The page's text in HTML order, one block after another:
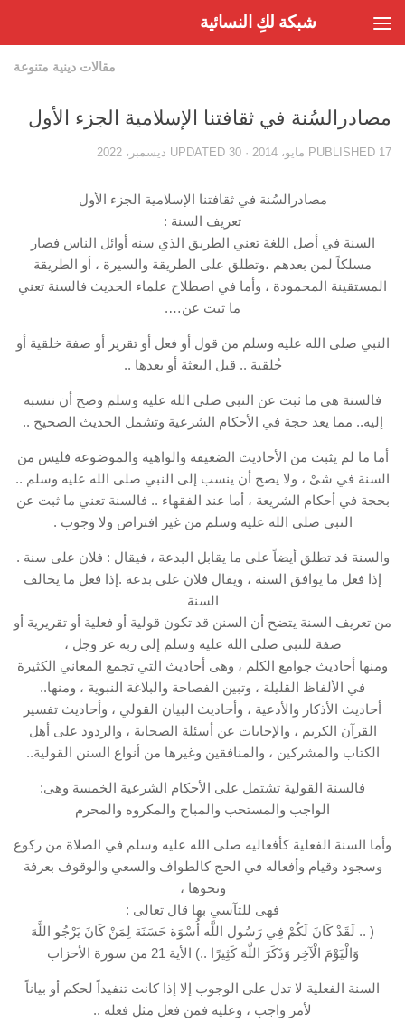
شبكة لكِ النسائية
مقالات دينية متنوعة
مصادرالسُنة في ثقافتنا الإسلامية الجزء الأول
PUBLISHED 17 مايو، 2014 · UPDATED 30 ديسمبر، 2022
مصادرالسُنة في ثقافتنا الإسلامية الجزء الأول
تعريف السنة :
السنة في أصل اللغة تعني الطريق الذي سنه أوائل الناس فصار
مسلكاً لمن بعدهم ،وتطلق على الطريقة والسيرة ، أو الطريقة
المستقينة المحمودة ، وأما في اصطلاح علماء الحديث فالسنة تعني
ما ثبت عن….
النبي صلى الله عليه وسلم من قول أو فعل أو تقرير أو صفة خلقية أو
خُلقية .. قبل البعثة أو بعدها ..
فالسنة هى ما ثبت عن النبي صلى الله عليه وسلم وصح أن ننسبه
إليه.. مما يعد حجة في الأحكام الشرعية وتشمل الحديث الصحيح ..
أما ما لم يثبت من الأحاديث الضعيفة والواهية والموضوعة فليس من
السنة في شىْ ، ولا يصح أن ينسب إلى النبي صلى الله عليه وسلم ..
بحجة في أحكام الشريعة ، أما عند الفقهاء .. فالسنة تعني ما ثبت عن
النبي صلى الله عليه وسلم من غير افتراض ولا وجوب .
والسنة قد تطلق أيضاً على ما يقابل البدعة ، فيقال : فلان على سنة .
إذا فعل ما يوافق السنة ، ويقال فلان على بدعة .إذا فعل ما يخالف
السنة
من تعريف السنة يتضح أن السنن قد تكون قولية أو فعلية أو تقريرية أو
صفة للنبي صلى الله عليه وسلم إلى ربه عز وجل ،
ومنها أحاديث جوامع الكلم ، وهى أحاديث التي تجمع المعاني الكثيرة
في الألفاظ القليلة ، وتبين الفصاحة والبلاغة النبوية ، ومنها..
أحاديث الأذكار والأدعية ، وأحاديث البيان القولي ، وأحاديث تفسير
القرآن الكريم ، والإجابات عن أسئلة الصحابة ، والردود على أهل
الكتاب والمشركين ، والمنافقين وغيرها من أنواع السنن القولية..
فالسنة القولية تشتمل على الأحكام الشرعية الخمسة وهى:
الواجب والمستحب والمباح والمكروه والمحرم
وأما السنة الفعلية كأفعاليه صلى الله عليه وسلم في الصلاة من ركوع
وسجود وقيام وأفعاله في الحج كالطواف والسعي والوقوف بعرفة
ونحوها ،
فهى للتآسي بها قال تعالى :
( .. لَقَدْ كَانَ لَكُمْ فِي رَسُول اللَّه أُسْوَة حَسَنَة لِمَنْ كَانَ يَرْجُو اللَّهَ
وَالْيَوْمَ الْآخِر وَذَكَرَ اللَّهَ كَثِيرًا ..) الأية 21 من سورة الأحزاب
السنة الفعلية لا تدل على الوجوب إلا إذا كانت تنفيداً لحكم أو بياناً
لأمر واجب ، وعليه فمن فعل مثل فعله ..